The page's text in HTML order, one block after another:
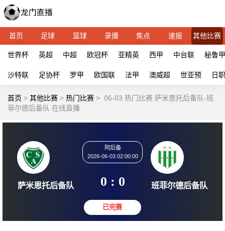
首页 足球 篮球 录播 焦点 速报 其他比赛
世界杯 英超 中超 欧冠杯 亚精英 西甲 中台联 秘鲁甲
沙特联 足协杯 罗甲 欧国联 法甲 澳威超 世亚预 日
首页 > 其他比赛 > 热门比赛 > 06-03 热门比赛 萨米恩托后备队-班
菲尔德后备队 在线直播
2026-06-03 02:00:00
0 : 0